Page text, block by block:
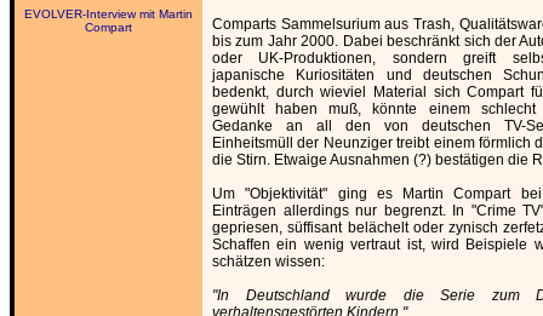
EVOLVER-Interview mit Martin
Compart
Comparts Sammelsurium aus Trash,
bis zum Jahr 2000. Dabei beschränkt sich der
oder UK-Produktionen, sondern greift
japanische Kuriositäten und deutschen
bedenkt, durch wieviel Material sich Compart
gewühlt haben muß, könnte einem
Gedanke an all den von deutschen TV-
Einheitsmüll der Neunziger treibt einem förmlich
die Stirn. Etwaige Ausnahmen (?) bestätigen die
Um "Objektivität" ging es Martin Compart
Einträgen allerdings nur begrenzt. In "Crime
gepriesen, süffisant belächelt oder zynisch
Schaffen ein wenig vertraut ist, wird Beispiele
schätzen wissen:
"In Deutschland wurde die Serie zum
verhaltensgestörten Kindern."